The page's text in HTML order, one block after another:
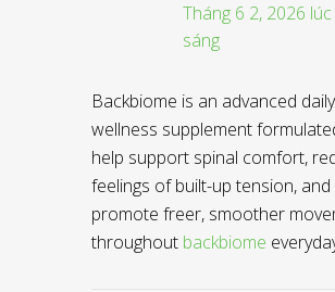
Tháng 6 2, 2026
sáng
Backbiome is an advanced daily
wellness supplement
help support spinal comfort,
feelings of built-up tension, and
promote freer, smoother
throughout backbiome